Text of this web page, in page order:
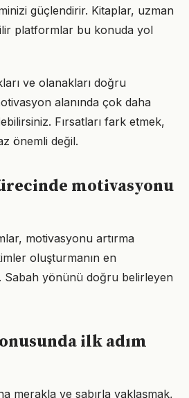
güçlendirir. Kitaplar, uzman
platformlar bu konuda yol
ve olanakları doğru
alanında çok daha
Fırsatları fark etmek,
önemli değil.
motivasyonu
motivasyonu artırma
oluşturmanın en
Sabah yönünü doğru belirleyen
ilk adım
merakla ve sabırla yaklaşmak,